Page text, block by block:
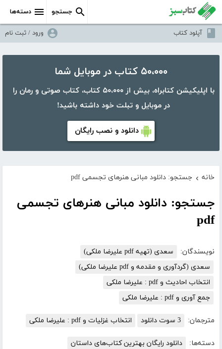
دسته‌ها جستجو
آپلود کتاب ورود / ثبت نام
۵۰،۰۰۰ کتاب در موبایل شما
با اپلیکیشن کتابراه، بیش از ۵۰،۰۰۰ کتاب، کتاب صوتی و رمان را
در موبایل و تبلت خود داشته باشید!
دانلود و نصب رایگان
خانه › جستجو: دانلود مبانی هنرهای تجسمی pdf
جستجو: دانلود مبانی هنرهای تجسمی
pdf
نویسندگان:
سعدی (تهیه pdf علیرضا ملکی)
سعدی (گردآوری و مقدمه و pdf علیرضا ملکی)
انتخاب احادیث و pdf : علیرضا ملکی
جمع آوری و pdf : علیرضا ملکی
مترجمان: 3 سوت دانلود انتخاب غزلیات و pdf : علیرضا ملکی
دسته‌ها:
دانلود رایگان بهترین کتاب‌های داستان